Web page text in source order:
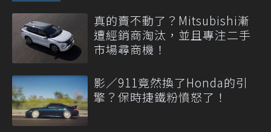
真的賣不動了？Mitsubishi漸
遭經銷商淘汰，並且專注二手
市場尋商機！
影／911竟然換了Honda的引
擎？保時捷鐵粉憤怒了！